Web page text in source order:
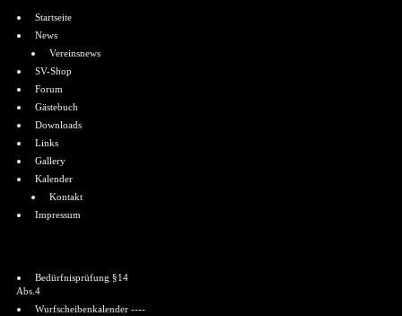
Startseite
News
Vereinsnews
SV-Shop
Forum
Gästebuch
Downloads
Links
Gallery
Kalender
Kontakt
Impressum
Bedürfnisprüfung §14
Abs.4
Wurfscheibenkalender ----